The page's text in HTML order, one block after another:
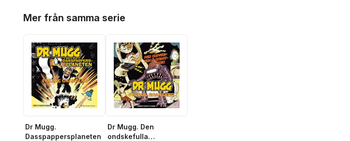
Mer från samma serie
Dr Mugg.
Dasspappersplaneten
Dr Mugg. Den
ondskefulla